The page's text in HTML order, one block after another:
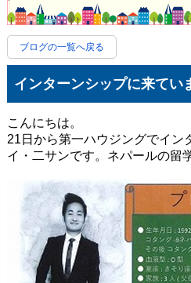
ブログの一覧へ戻る
インターンシップに来てい
こんにちは。
21日から第一ハウジングでイン
イ・二サンです。ネパールの留